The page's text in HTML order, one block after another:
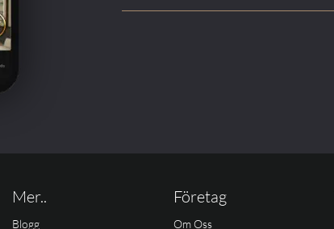
Mer..
Blogg
Företag
Om Oss